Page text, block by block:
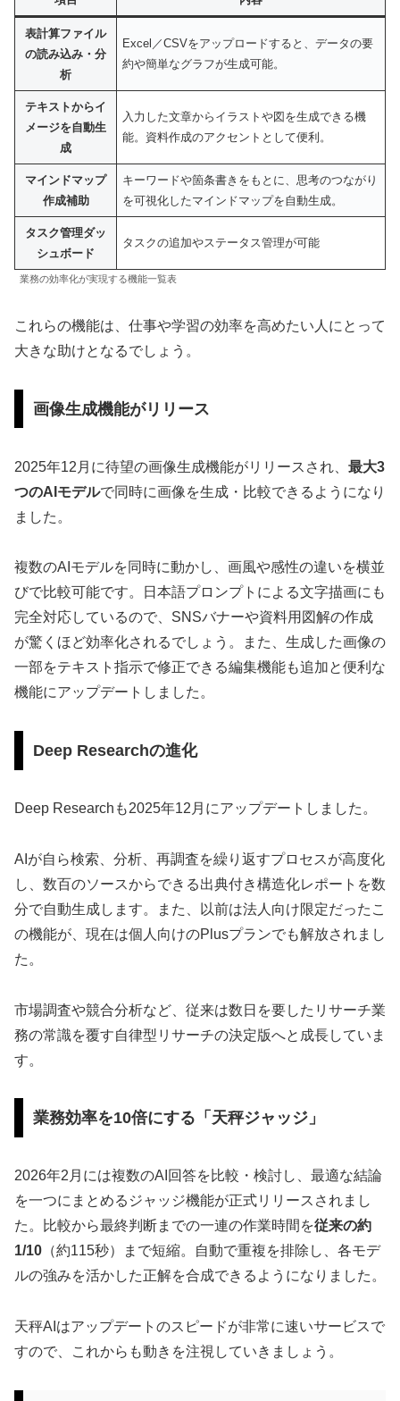
表計算ファイル
の読み込み・分
析
Excel／CSVをアップロードすると、データの要
約や簡単なグラフが生成可能。
テキストからイ
メージを自動生
成
入力した文章からイラストや図を生成できる機
能。資料作成のアクセントとして便利。
マインドマップ
作成補助
キーワードや箇条書きをもとに、思考のつながり
を可視化したマインドマップを自動生成。
タスク管理ダッ
シュボード
タスクの追加やステータス管理が可能
業務の効率化が実現する機能一覧表
これらの機能は、仕事や学習の効率を高めたい人にとって
大きな助けとなるでしょう。
画像生成機能がリリース
2025年12月に待望の画像生成機能がリリースされ、 最大3
つのAIモデルで同時に画像を生成・比較できるようになり
ました。
複数のAIモデルを同時に動かし、画風や感性の違いを横並
びで比較可能です。日本語プロンプトによる文字描画にも
完全対応しているので、SNSバナーや資料用図解の作成
が驚くほど効率化されるでしょう。また、生成した画像の
一部をテキスト指示で修正できる編集機能も追加と便利な
機能にアップデートしました。
Deep Researchの進化
Deep Researchも2025年12月にアップデートしました。
AIが自ら検索、分析、再調査を繰り返すプロセスが高度化
し、数百のソースからできる出典付き構造化レポートを数
分で自動生成します。また、以前は法人向け限定だったこ
の機能が、現在は個人向けのPlusプランでも解放されまし
た。
市場調査や競合分析など、従来は数日を要したリサーチ業
務の常識を覆す自律型リサーチの決定版へと成長していま
す。
業務効率を10倍にする「天秤ジャッジ」
2026年2月には複数のAI回答を比較・検討し、最適な結論
を一つにまとめるジャッジ機能が正式リリースされまし
た。比較から最終判断までの一連の作業時間を従来の約
1/10 （約115秒）まで短縮。自動で重複を排除し、各モデ
ルの強みを活かした正解を合成できるようになりました。
天秤AIはアップデートのスピードが非常に速いサービスで
すので、これからも動きを注視していきましょう。